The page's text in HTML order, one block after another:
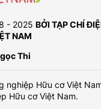
- 2025 BỞI TẠP CHÍ
NAM
Thi
nghiệp Hữu cơ Việt
Hữu cơ Việt Nam.